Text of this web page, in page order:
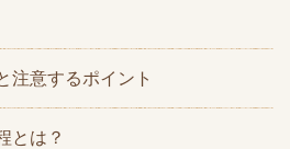
注意するポイント
とは？